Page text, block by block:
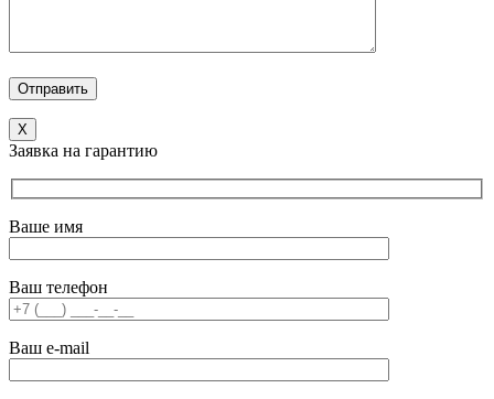
X
Заявка на гарантию
Ваше имя
Ваш телефон
Ваш e-mail